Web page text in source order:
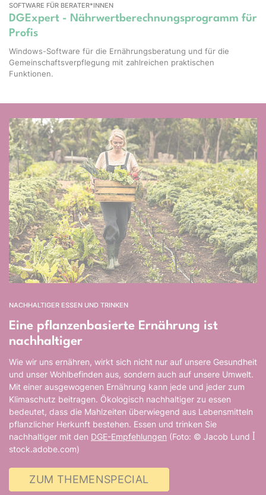
SOFTWARE FÜR BERATER*INNEN
DGExpert - Nährwertberechnungsprogramm für
Profis
Windows-Software für die Ernährungsberatung und für die
Gemeinschaftsverpflegung mit zahlreichen praktischen
Funktionen.
NACHHALTIGER ESSEN UND TRINKEN
Eine pflanzenbasierte Ernährung ist
nachhaltiger
Wie wir uns ernähren, wirkt sich nicht nur auf unsere Gesundheit
und unser Wohlbefinden aus, sondern auch auf unsere Umwelt.
Mit einer ausgewogenen Ernährung kann jede und jeder zum
Klimaschutz beitragen. Ökologisch nachhaltiger zu essen
bedeutet, dass die Mahlzeiten überwiegend aus Lebensmitteln
pflanzlicher Herkunft bestehen. Essen und trinken Sie
nachhaltiger mit den DGE-Empfehlungen (Foto: © Jacob Lund ꟾ
stock.adobe.com)
ZUM THEMENSPECIAL